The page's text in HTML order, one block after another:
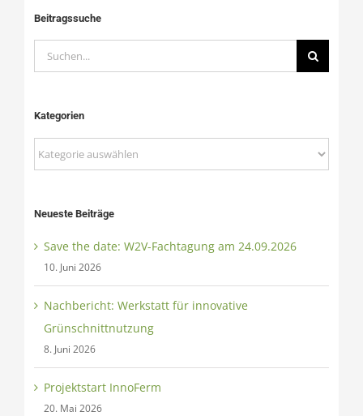
Beitragssuche
Suche
nach:
Kategorien
Kategorien
Neueste Beiträge
Save the date: W2V-Fachtagung am 24.09.2026
10. Juni 2026
Nachbericht: Werkstatt für innovative
Grünschnittnutzung
8. Juni 2026
Projektstart InnoFerm
20. Mai 2026